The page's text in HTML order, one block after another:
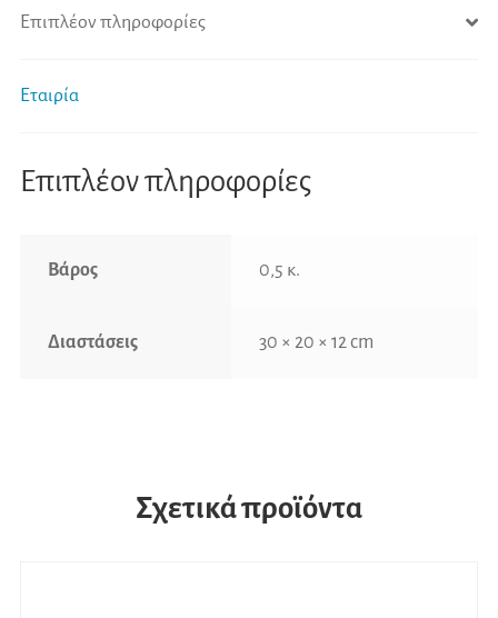
Επιπλέον πληροφορίες
Εταιρία
Επιπλέον πληροφορίες
Βάρος 0,5 κ.
Διαστάσεις 30 × 20 × 12 cm
Σχετικά προϊόντα